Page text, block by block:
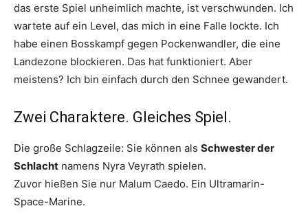
das erste Spiel unheimlich machte, ist verschwunden. Ich
wartete auf ein Level, das mich in eine Falle lockte. Ich
habe einen Bosskampf gegen Pockenwandler, die eine
Landezone blockieren. Das hat funktioniert. Aber
meistens? Ich bin einfach durch den Schnee gewandert.
Zwei Charaktere. Gleiches Spiel.
Die große Schlagzeile: Sie können als Schwester der
Schlacht namens Nyra Veyrath spielen.
Zuvor hießen Sie nur Malum Caedo. Ein Ultramarin-
Space-Marine.